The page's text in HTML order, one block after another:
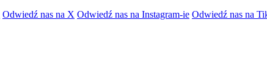
Odwiedź nas na X Odwiedź nas na Instagram-ie Odwiedź nas na